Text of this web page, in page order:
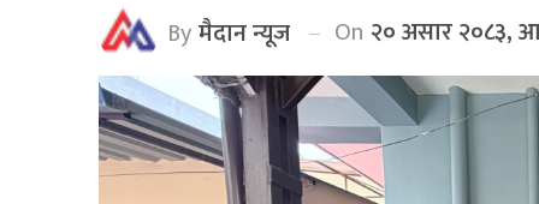
Byमैदान न्यूज On २० असार २०८३,